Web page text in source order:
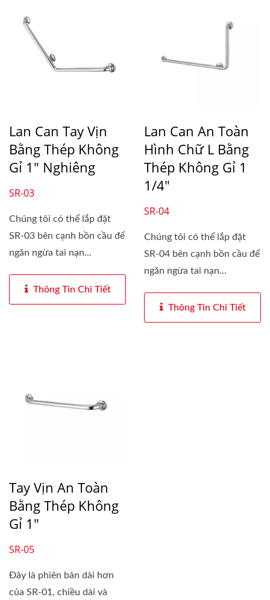
Lan Can Tay Vịn
Bằng Thép Không
Gỉ 1" Nghiêng
SR-03
Chúng tôi có thể lắp đặt
SR-03 bên cạnh bồn cầu để
ngăn ngừa tai nạn...
Thông Tin Chi Tiết
Lan Can An Toàn
Hình Chữ L Bằng
Thép Không Gỉ 1
1/4"
SR-04
Chúng tôi có thể lắp đặt
SR-04 bên cạnh bồn cầu để
ngăn ngừa tai nạn...
Thông Tin Chi Tiết
Tay Vịn An Toàn
Bằng Thép Không
Gỉ 1"
SR-05
Đây là phiên bản dài hơn
của SR-01, chiều dài và